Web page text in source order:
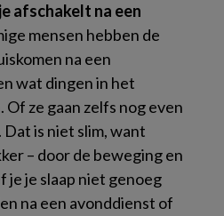
afschakelt na een
mensen hebben de
na een
wat dingen in het
ze gaan zelfs nog even
is niet slim, want
– door de beweging en
je je slaap niet genoeg
na een avonddienst of